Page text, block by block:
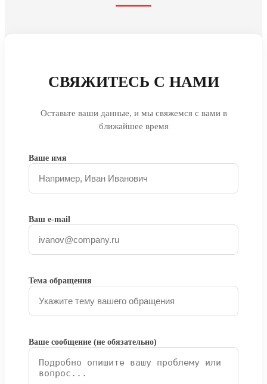
СВЯЖИТЕСЬ С НАМИ
Оставьте ваши данные, и мы свяжемся с вами в
ближайшее время
Ваше имя
Ваш e-mail
Тема обращения
Ваше сообщение (не обязательно)